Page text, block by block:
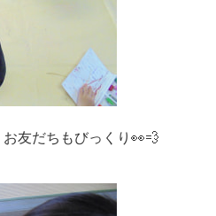
お友だちもびっくり👀💨